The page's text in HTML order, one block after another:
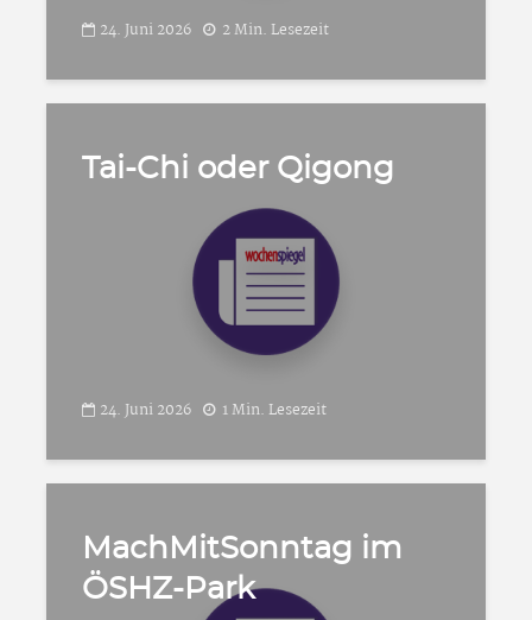
24. Juni 2026 2 Min. Lesezeit
Tai-Chi oder Qigong
24. Juni 2026 1 Min. Lesezeit
MachMitSonntag im
ÖSHZ-Park